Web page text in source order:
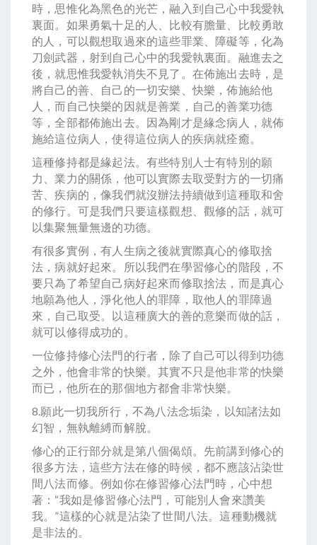
時，思惟化為黑色的光芒，融入到自己心中我愛執
裏面。如果勇氣十足的人、比較有膽量、比較勇敢
的人，可以觀想取過來的這些罪業、障礙等，化為
刀劍武器，射到自己心中的我愛執裏面。融進去之
後，就思惟我愛執消失不見了。在佈施出去時，是
將自己的善、自己的一切安樂、快樂，佈施給他
人，而自己快樂的因就是善業，自己的善業功德
等，全部都佈施出去。因為剛才是緣念病人，就佈
施給這位病人，使得這位病人的疾病就痊癒。
這種修持都是緣起法。有些特別人士有特別的願
力、業力的關係，他可以實際去取受對方的一切痛
苦、疾病的，像我們就沒辦法持續做到這種取和舍
的修行。可是我們只要這樣觀想、觀修的話，就可
以集聚無量無邊的功德。
有很多實例，有人生病之後就實際真心的修取捨
法，病就好起來。所以我們在學習修心的階段，不
要只為了希望自己病好起來而修取捨法，而是真心
地願為他人，淨化他人的罪障，取他人的罪障過
來，自己取受。以這種廣大的善的意樂而做的話，
就可以修得成功的。
一位修持修心法門的行者，除了自己可以得到功德
之外，他會非常的快樂。其實不只是他非常的快樂
而已，他所在的那個地方都會非常快樂。
8.願此一切我所行，不為八法念垢染，以知諸法如
幻智，無執離縛而解脫。
修心的正行部分就是第八個偈頌。先前講到修心的
很多方法，這些方法在修的時候，都不應該沾染世
間八法而修。例如你在修習修心法門時，心中想
著：“我如是修習修心法門，可能別人會來讚美
我。”這樣的心就是沾染了世間八法。這種動機就
是非法的。